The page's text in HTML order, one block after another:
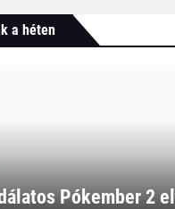
a héten
Pókember 2